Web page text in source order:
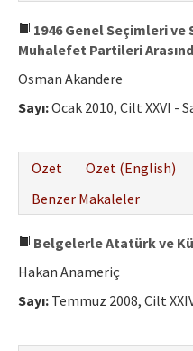
1946 Genel Seçimleri
Muhalefet Partileri
Osman Akandere
Sayı:Ocak 2010, Cilt XXVI -
Özet
Özet (English)
Benzer Makaleler
Belgelerle Atatürk ve
Hakan Anameriç
Sayı: Temmuz 2008, Cilt